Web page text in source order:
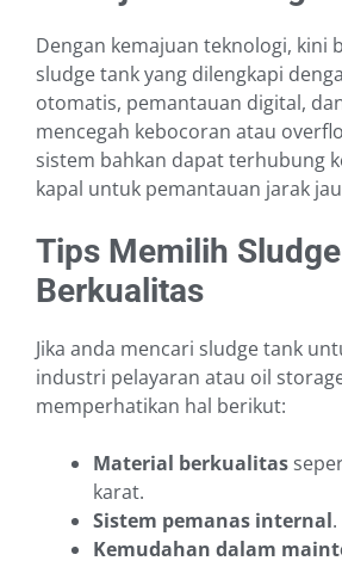
Dengan kemajuan teknologi, kini
sludge tank yang dilengkapi
otomatis, pemantauan digital,
mencegah kebocoran atau
sistem bahkan dapat terhubung
kapal untuk pemantauan jarak
Tips Memilih
Berkualitas
Jika anda mencari sludge tank
industri pelayaran atau oil
memperhatikan hal berikut:
Material berkualitas
karat.
Sistem pemanas internal.
Kemudahan dalam